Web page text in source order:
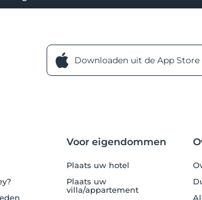
Downloaden uit de App Store
Voor eigendommen
Plaats uw hotel
Plaats uw
villa/appartement